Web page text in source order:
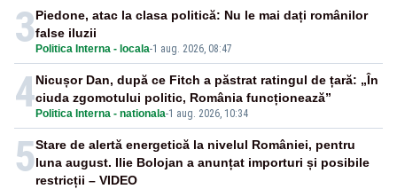
3 Politica Interna - locala-1 aug. 2026, 08:47
Piedone, atac la clasa politică: Nu le mai dați românilor
false iluzii
4 Politica Interna - nationala-1 aug. 2026, 10:34
Nicușor Dan, după ce Fitch a păstrat ratingul de țară: „În
ciuda zgomotului politic, România funcționează”
5Stare de alertă energetică la nivelul României, pentru
luna august. Ilie Bolojan a anunțat importuri și posibile
restricții – VIDEO